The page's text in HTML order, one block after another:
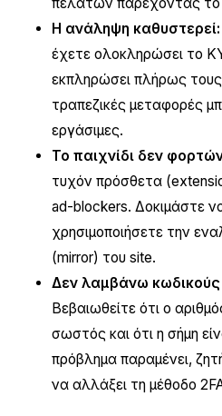
πελατών παρέχοντας
Η ανάληψη καθυστερεί:
έχετε ολοκληρώσει το
εκπληρώσει πλήρως
τραπεζικές μεταφορές
εργάσιμες.
Το παιχνίδι δεν
τυχόν πρόσθετα
ad-blockers. Δοκιμάστε
χρησιμοποιήσετε την
(mirror) του site.
Δεν λαμβάνω κωδικούς
Βεβαιωθείτε ότι ο
σωστός και ότι η σήμη
πρόβλημα παραμένει,
να αλλάξει τη μέθοδο